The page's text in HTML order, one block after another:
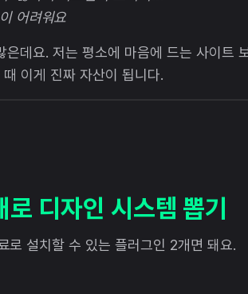
어려워요
데요. 저는 평소에 마음에 드는 사이트
이게 진짜 자산이 됩니다.
디자인 시스템 뽑기
로 설치할 수 있는 플러그인 2개면 돼요.